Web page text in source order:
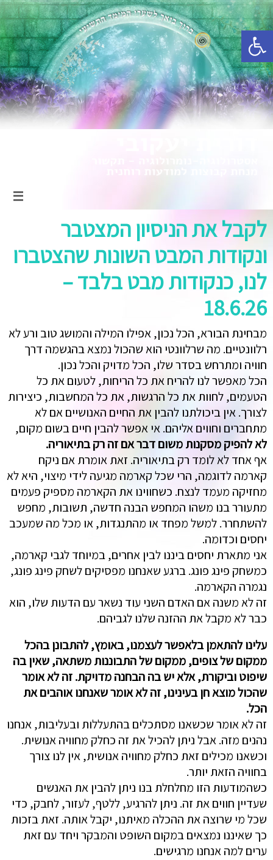
פתח סרגל נגישות
לקבל את הניסיון המצטבר
ונקודות המבט השונות שהצטברו
לנו, כנקודות מבט בלבד –
18.6.26
מבחינת הבורא, הכל נכון, אפילו המילה והמושג טוב ורע לא
רלוונטיים. מה שרלוונטי הוא שהכול נמצא בהגשמה דרך
חוויה ומתרחש בסדר שלו, הכל מדויק והכל נכון.
הכל מאפשר לנו להריח את כל הריחות, לטעום את כל
הטעמים, לחוות את כל הרגשות, את כל המחשבות, כיצירות
לצורך. אין ביכולתנו להבין את החיים האנושיים אם לא
מתחברים וחווים אליהם. אי אפשר להבין חיים בשום מקום,
לא להפיק מסקנות משום דבר אם זה רק בתיאוריה.
אף אחד לא לומד רק בתיאוריה. זאת אומרת אם ניקח
קארמה לדוגמה, הרי שכל קארמה מגיעה לידי מיצוי, היא לא
מחזיקה מעמד לנצח. כשחווינו את הקארמה מספיק פעמים
מתעורר בנו משהו המחפש הבנה חדשה, תשובות, מחפש
להשתחרר. למשל מפחד או מהתנגדות, או מכל מה שמעכב
יחסים וכדומה.
אני מתארת יחסים ביננו לבין אחרים, במיוחד לגבי קארמה,
כמשחק פינג פונג. ברגע שאנחנו מפסיקים לשחק פינג פונג,
נגמרה הקארמה.
זה לא משנה אם האדם השני עוד נשאר עם הדעות שלו, הוא
כבר לא מקבל את ההזנה שלנו לגביהם.
עלינו להתאמן בלאפשר לעצמנו, באומץ, להתבונן בהכל
ממקום של צופים, ממקום של התבוננות משתאה, שאין בה
שיפוט וביקורת, אלא יש בה הבחנה מדויקת. זה לא אומר
שהכול מוצא חן בעינינו, זה לא אומר שאנחנו אוהבים את
הכל.
זה לא אומר שכשאנו מסתכלים בהתעללות ובעליבות, אנחנו
נהנים מזה. אבל ניתן להכיל את זה כחלק מחוויה אנושית.
וכשאנו מכילים זאת כחלק מחוויה אנושית, אין לנו צורך
בחוויה הזאת יותר.
כשהמודעות הזו מחלחלת בנו ניתן להבין את האנשים
שעדיין חווים את זה. ניתן להרגיע, ללטף, לעזור, לחבק, כדי
שכל מי שרוצה את ההכלה מאיתנו, יקבל אותה. זאת בזכות
כך שאיננו נמצאים במקום השופט והמבקר ויחד עם זאת
ערים למה אנחנו מרגישים.